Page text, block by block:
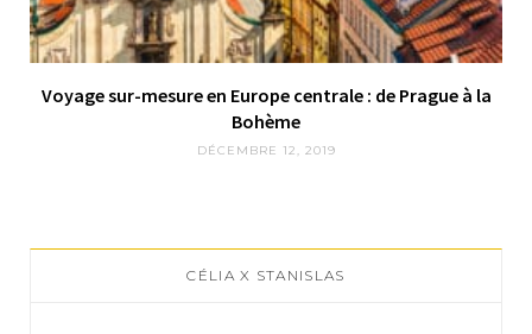
Voyage sur-mesure en Europe centrale : de Prague à la
Bohème
DÉCEMBRE 12, 2019
CÉLIA X STANISLAS